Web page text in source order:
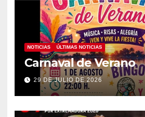
NOTICIAS ÚLTIMAS NOTICIAS
Carnaval de Verano
29 DE JULIO DE 2026